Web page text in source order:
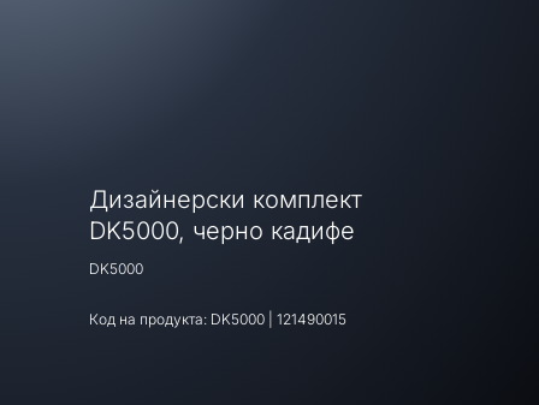
Дизайнерски комплект
DK5000, черно кадифе
DK5000
Код на продукта: DK5000 121490015